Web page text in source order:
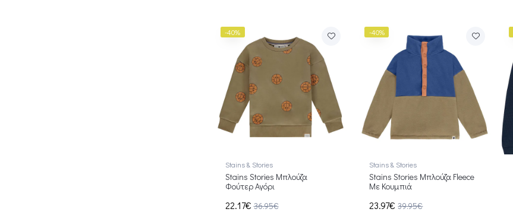
-40%
Stains & Stories
Stains Stories Μπλούζα
Φούτερ Αγόρι
22.17€ 36.95€
-40%
Stains & Stories
Stains Stories Μπλούζα Fleece
Με Κουμπιά
23.97€ 39.95€